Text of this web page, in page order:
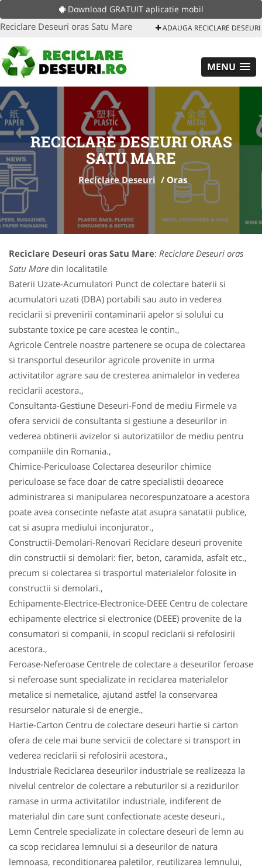
Download GRATUIT aplicatie mobil
Reciclare Deseuri oras Satu Mare ADAUGA RECICLARE DESEURI
MENU
RECICLARE DESEURI ORAS
SATU MARE
Reciclare Deseuri / Oras
Reciclare Deseuri oras Satu Mare: Reciclare Deseuri oras
Satu Mare din localitatile
Baterii Uzate-Acumulatori Punct de colectare baterii si
acumulatori uzati (DBA) portabili sau auto in vederea
reciclarii si prevenirii contaminarii apelor si solului cu
substante toxice pe care acestea le contin.,
Agricole Centrele noastre partenere se ocupa de colectarea
si transportul deseurilor agricole provenite in urma
activitatilor agrare sau de cresterea animalelor in vederea
reciclarii acestora.,
Consultanta-Gestiune Deseuri-Fond de mediu Firmele va
ofera servicii de consultanta si gestiune a deseurilor in
vederea obtinerii avizelor si autorizatiilor de mediu pentru
companiile din Romania.,
Chimice-Periculoase Colectarea deseurilor chimice
periculoase se face doar de catre specialistii deoarece
administrarea si manipularea necorespunzatoare a acestora
poate avea consecinte nefaste atat asupra sanatatii publice,
cat si asupra mediului inconjurator.,
Constructii-Demolari-Renovari Reciclare deseuri provenite
din constructii si demolari: fier, beton, caramida, asfalt etc.,
precum si colectarea si trasportul materialelor folosite in
constructii si demolari.,
Echipamente-Electrice-Electronice-DEEE Centru de colectare
echipamente electrice si electronice (DEEE) provenite de la
consumatori si companii, in scopul reciclarii si refolosirii
acestora.,
Feroase-Neferoase Centrele de colectare a deseurilor feroase
si neferoase sunt specializate in reciclarea materialelor
metalice si nemetalice, ajutand astfel la conservarea
resurselor naturale si de energie.,
Hartie-Carton Centru de colectare deseuri hartie si carton
ofera de cele mai bune servicii de colectare si transport in
vederea reciclarii si refolosirii acestora.,
Industriale Reciclarea deseurilor industriale se realizeaza la
nivelul centrelor de colectare a rebuturilor si a rezidurilor
ramase in urma activitatilor industriale, indiferent de
materialul din care sunt confectionate aceste deseuri.,
Lemn Centrele specializate in colectare deseuri de lemn au
ca scop reciclarea lemnului si a deseurilor de natura
lemnoasa, reconditionarea paletilor, reutilizarea lemnului,